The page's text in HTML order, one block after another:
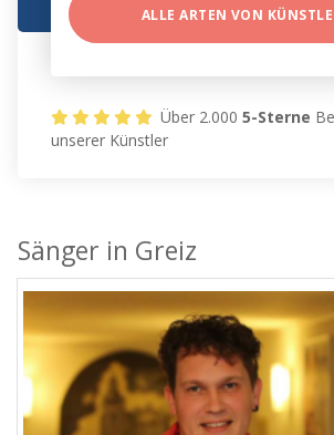
ALLE ARTEN VON
Über 2.0005-Sterne
unserer Künstler
Sänger in Greiz